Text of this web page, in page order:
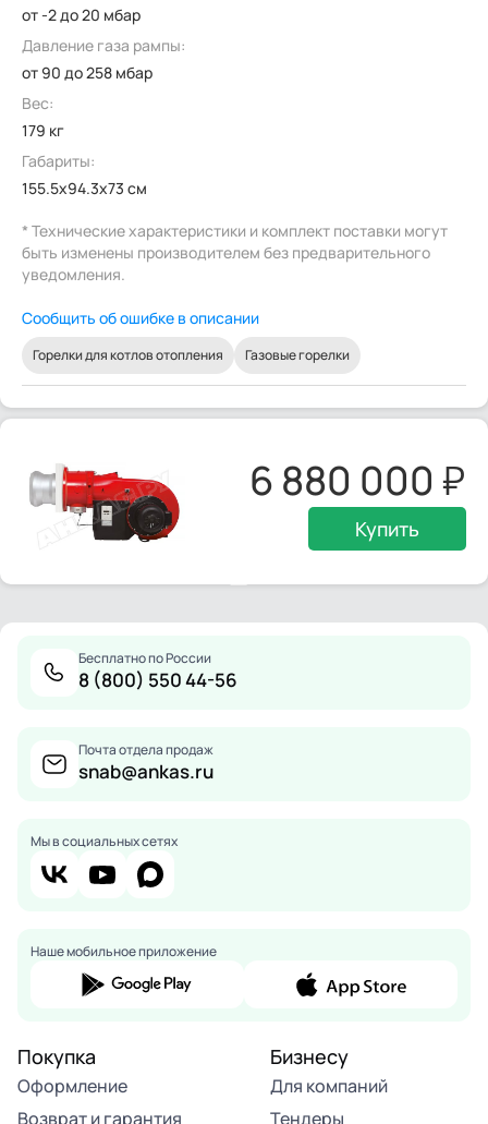
от -2 до 20 мбар
Давление газа рампы:
от 90 до 258 мбар
Вес:
179 кг
Габариты:
155.5x94.3x73 см
* Технические характеристики и комплект поставки могут
быть изменены производителем без предварительного
уведомления.
Сообщить об ошибке в описании
Горелки для котлов отопления Газовые горелки
6 880 000
Купить
Бесплатно по России
8 (800) 550 44-56
Почта отдела продаж
snab@ankas.ru
Мы в социальных сетях
Наше мобильное приложение
Покупка
Оформление
Возврат и гарантия
Бизнесу
Для компаний
Тендеры